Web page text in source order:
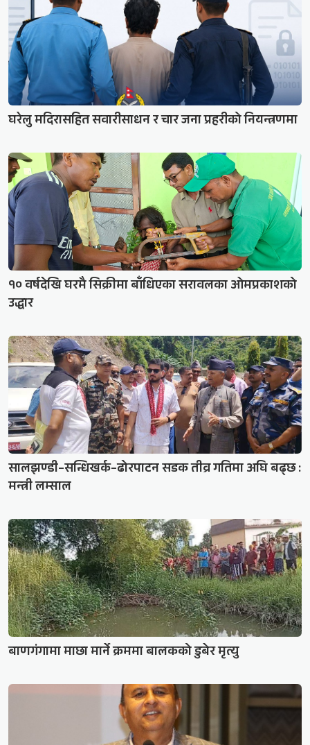
घरेलु मदिरासहित सवारीसाधन र चार जना प्रहरीको नियन्त्रणमा
१० वर्षदेखि घरमै सिक्रीमा बाँधिएका सरावलका ओमप्रकाशको
उद्धार
सालझण्डी–सन्धिखर्क–ढोरपाटन सडक तीव्र गतिमा अघि बढ्छ :
मन्त्री लम्साल
बाणगंगामा माछा मार्ने क्रममा बालकको डुबेर मृत्यु